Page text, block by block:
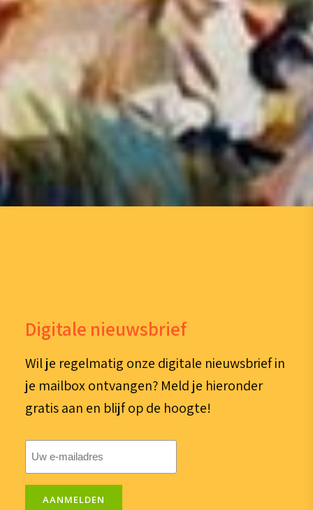
Digitale nieuwsbrief
Wil je regelmatig onze digitale nieuwsbrief in
je mailbox ontvangen? Meld je hieronder
gratis aan en blijf op de hoogte!
AANMELDEN